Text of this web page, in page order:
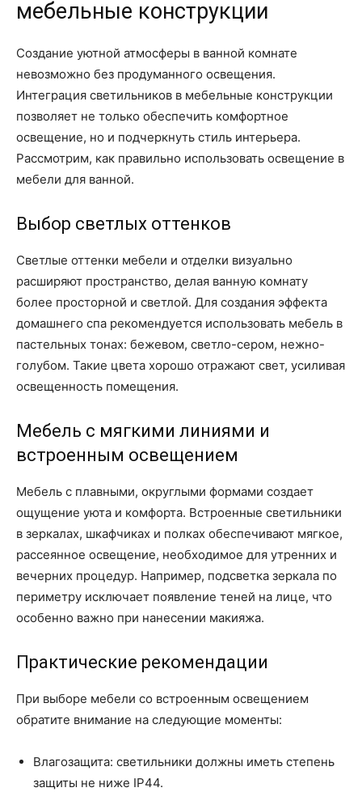
мебельные конструкции
Создание уютной атмосферы в ванной комнате
невозможно без продуманного освещения.
Интеграция светильников в мебельные конструкции
позволяет не только обеспечить комфортное
освещение, но и подчеркнуть стиль интерьера.
Рассмотрим, как правильно использовать освещение в
мебели для ванной.
Выбор светлых оттенков
Светлые оттенки мебели и отделки визуально
расширяют пространство, делая ванную комнату
более просторной и светлой. Для создания эффекта
домашнего спа рекомендуется использовать мебель в
пастельных тонах: бежевом, светло-сером, нежно-
голубом. Такие цвета хорошо отражают свет, усиливая
освещенность помещения.
Мебель с мягкими линиями и
встроенным освещением
Мебель с плавными, округлыми формами создает
ощущение уюта и комфорта. Встроенные светильники
в зеркалах, шкафчиках и полках обеспечивают мягкое,
рассеянное освещение, необходимое для утренних и
вечерних процедур. Например, подсветка зеркала по
периметру исключает появление теней на лице, что
особенно важно при нанесении макияжа.
Практические рекомендации
При выборе мебели со встроенным освещением
обратите внимание на следующие моменты:
Влагозащита: светильники должны иметь степень
защиты не ниже IP44.